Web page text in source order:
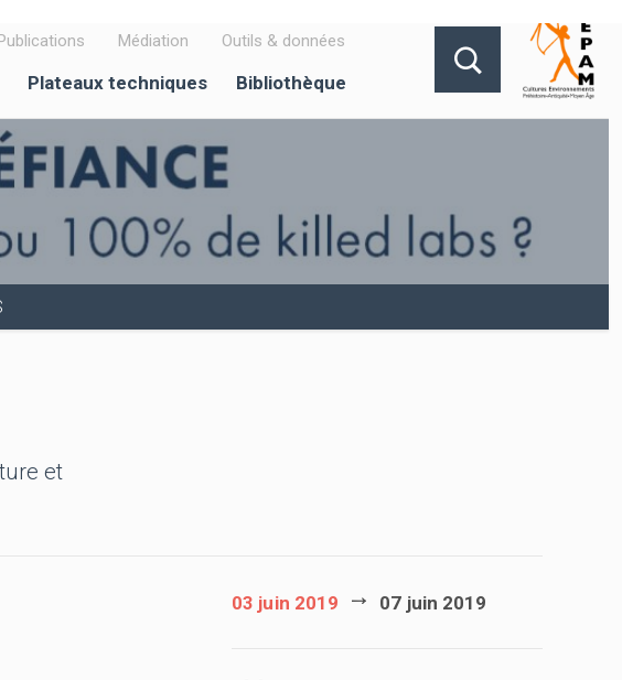
Médiation Outils & données
Plateaux techniques Bibliothèque
et
03 juin 2019 07 juin 2019